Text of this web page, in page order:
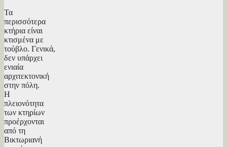
Τα
περισσότερα
κτήρια είναι
κτισμένα με
τούβλο. Γενικά,
δεν υπάρχει
ενιαία
αρχιτεκτονική
στην πόλη.
Η
πλειονότητα
των κτηρίων
προέρχονται
από τη
Βικτωριανή